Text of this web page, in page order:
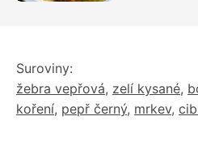
Suroviny:
žebra vepřová, zelí kysané,
koření, pepř černý, mrkev,